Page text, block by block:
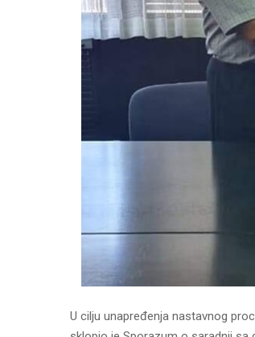
U cilju unapređenja nastavnog